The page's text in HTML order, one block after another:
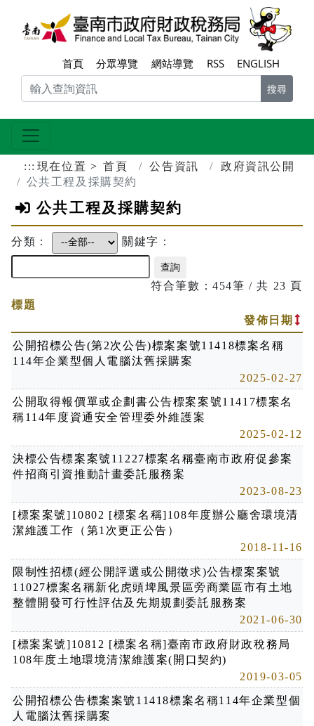
跳到主要內容區塊
首頁 分眾導覽 網站導覽 RSS ENGLISH
搜尋
::: 現在位置 首頁 公告資訊
政府資訊公開
公共工程及採購契約
公共工程及採購契約
分類： 關鍵字：
符合筆數：454筆 / 共 23 頁
標題
發佈日期
公開招標公告(第2次公告)標案案號11418標案名稱
114年企業型個人電腦汰舊採購案
2025-02-27
公開取得報價單或企劃書公告標案案號11417標案名
稱114年度資通安全管理委外維護案
2025-02-12
決標公告標案案號11227標案名稱臺南市政府促參案
件招商引資推動計畫委託服務案
2023-08-23
[標案案號]10802 [標案名稱]108年度辦公廳舍環境清
潔維護工作（第1次更正公告）
2018-11-16
限制性招標(經公開評選或公開徵求)公告標案案號
11027標案名稱新化虎頭埤風景區旁商業區市有土地
整體開發可行性評估及先期規劃委託服務案
2021-06-30
[標案案號]10812 [標案名稱]臺南市政府財政稅務局
108年度土地環境清潔維護案(開口契約)
2019-03-05
公開招標公告標案案號11418標案名稱114年企業型個
人電腦汰舊採購案